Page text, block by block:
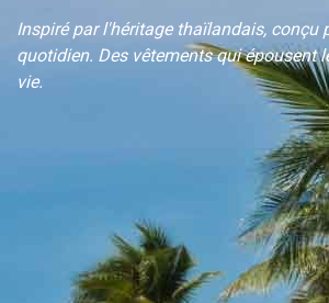
Inspiré par l'héritage thaïlandais, conçu
quotidien. Des vêtements qui épousent
vie.